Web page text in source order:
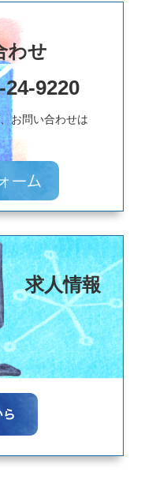
わせ
9220
お問い合わせは
求人情報